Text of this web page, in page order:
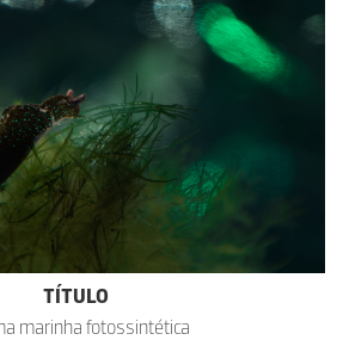
TÍTULO
marinha fotossintética